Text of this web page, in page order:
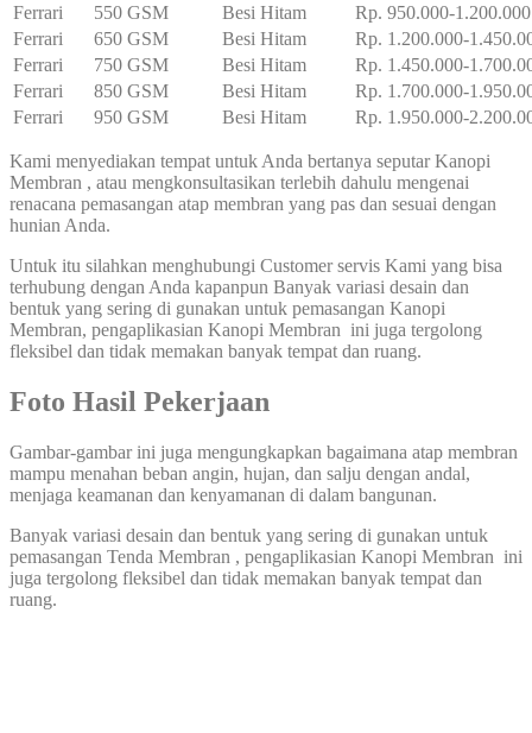
Ferrari
550 GSM Besi Hitam
Rp. 950.000-1.200.000
Ferrari
650 GSM Besi Hitam
Rp. 1.200.000-
Ferrari
750 GSM Besi Hitam
Rp. 1.450.000-
Ferrari
850 GSM Besi Hitam
Rp. 1.700.000-
Ferrari
950 GSM Besi Hitam Rp. 1.950.000-
Kami menyediakan tempat untuk Anda bertanya seputar Kanopi
Membran , atau mengkonsultasikan terlebih dahulu mengenai
renacana pemasangan atap membran yang pas dan sesuai dengan
hunian Anda.
Untuk itu silahkan menghubungi Customer servis Kami yang bisa
terhubung dengan Anda kapanpun Banyak variasi desain dan
bentuk yang sering di gunakan untuk pemasangan Kanopi
Membran, pengaplikasian Kanopi Membran ini juga tergolong
fleksibel dan tidak memakan banyak tempat dan ruang.
Foto Hasil Pekerjaan
Gambar-gambar ini juga mengungkapkan bagaimana atap membran
mampu menahan beban angin, hujan, dan salju dengan andal,
menjaga keamanan dan kenyamanan di dalam bangunan.
Banyak variasi desain dan bentuk yang sering di gunakan untuk
pemasangan Tenda Membran , pengaplikasian Kanopi Membran ini
juga tergolong fleksibel dan tidak memakan banyak tempat dan
ruang.